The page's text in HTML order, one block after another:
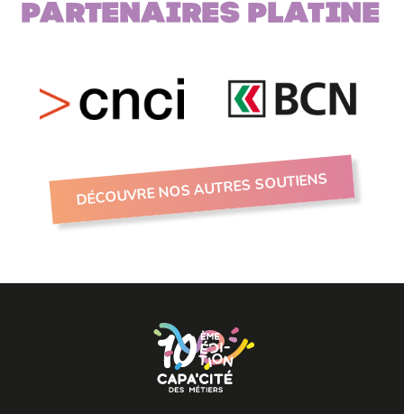
Partenaires PLATINE
DÉCOUVRE NOS AUTRES SOUTIENS